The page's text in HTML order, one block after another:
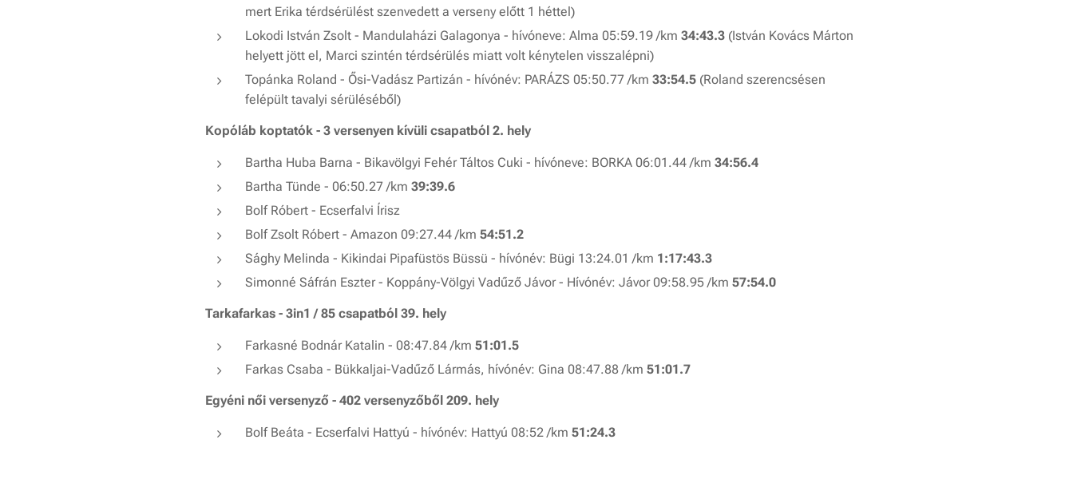
mert Erika térdsérülést szenvedett a verseny előtt 1 héttel)
Lokodi István Zsolt - Mandulaházi Galagonya - hívóneve: Alma 05:59.19 /km 34:43.3 (István Kovács Márton
helyett jött el, Marci szintén térdsérülés miatt volt kénytelen visszalépni)
Topánka Roland - Ősi-Vadász Partizán - hívónév: PARÁZS 05:50.77 /km 33:54.5 (Roland szerencsésen
felépült tavalyi sérüléséből)
Kopóláb koptatók - 3 versenyen kívüli csapatból 2. hely
Bartha Huba Barna - Bikavölgyi Fehér Táltos Cuki - hívóneve: BORKA 06:01.44 /km 34:56.4
Bartha Tünde - 06:50.27 /km 39:39.6
Bolf Róbert - Ecserfalvi Írisz
Bolf Zsolt Róbert - Amazon 09:27.44 /km 54:51.2
Sághy Melinda - Kikindai Pipafüstös Büssü - hívónév: Bügi 13:24.01 /km 1:17:43.3
Simonné Sáfrán Eszter - Koppány-Völgyi Vadűző Jávor - Hívónév: Jávor 09:58.95 /km 57:54.0
Tarkafarkas - 3in1 / 85 csapatból 39. hely
Farkasné Bodnár Katalin - 08:47.84 /km 51:01.5
Farkas Csaba - Bükkaljai-Vadűző Lármás, hívónév: Gina 08:47.88 /km 51:01.7
Egyéni női versenyző - 402 versenyzőből 209. hely
Bolf Beáta - Ecserfalvi Hattyú - hívónév: Hattyú 08:52 /km 51:24.3